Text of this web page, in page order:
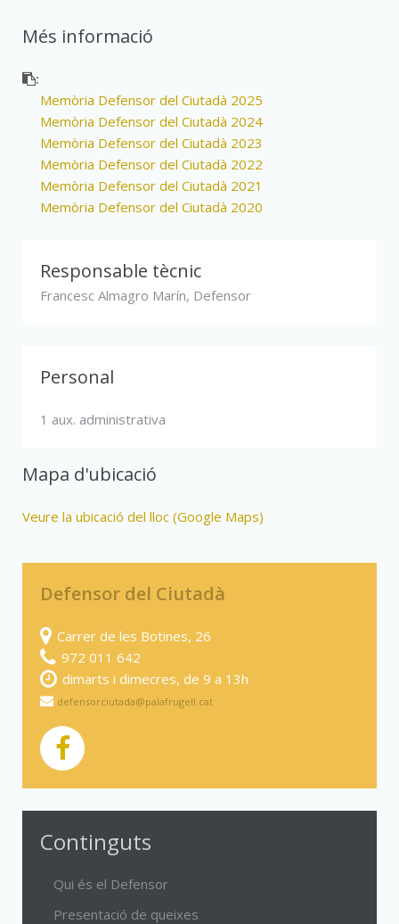
Més informació
:
Memòria Defensor del Ciutadà 2025
Memòria Defensor del Ciutadà 2024
Memòria Defensor del Ciutadà 2023
Memòria Defensor del Ciutadà 2022
Memòria Defensor del Ciutadà 2021
Memòria Defensor del Ciutadà 2020
Responsable tècnic
Francesc Almagro Marín, Defensor
Personal
1 aux. administrativa
Mapa d'ubicació
Veure la ubicació del lloc (Google Maps)
Defensor del Ciutadà
Carrer de les Botines, 26
972 011 642
dimarts i dimecres, de 9 a 13h
defensorciutada@palafrugell.cat
Continguts
Qui és el Defensor
Presentació de queixes